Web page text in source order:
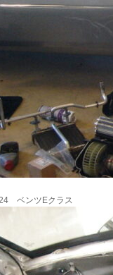
ベンツEクラス